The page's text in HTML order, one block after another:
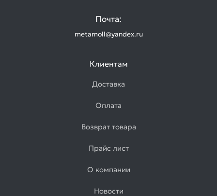
Почта:
metamoll@yandex.ru
Клиентам
Доставка
Оплата
Возврат товара
Прайс лист
О компании
Новости